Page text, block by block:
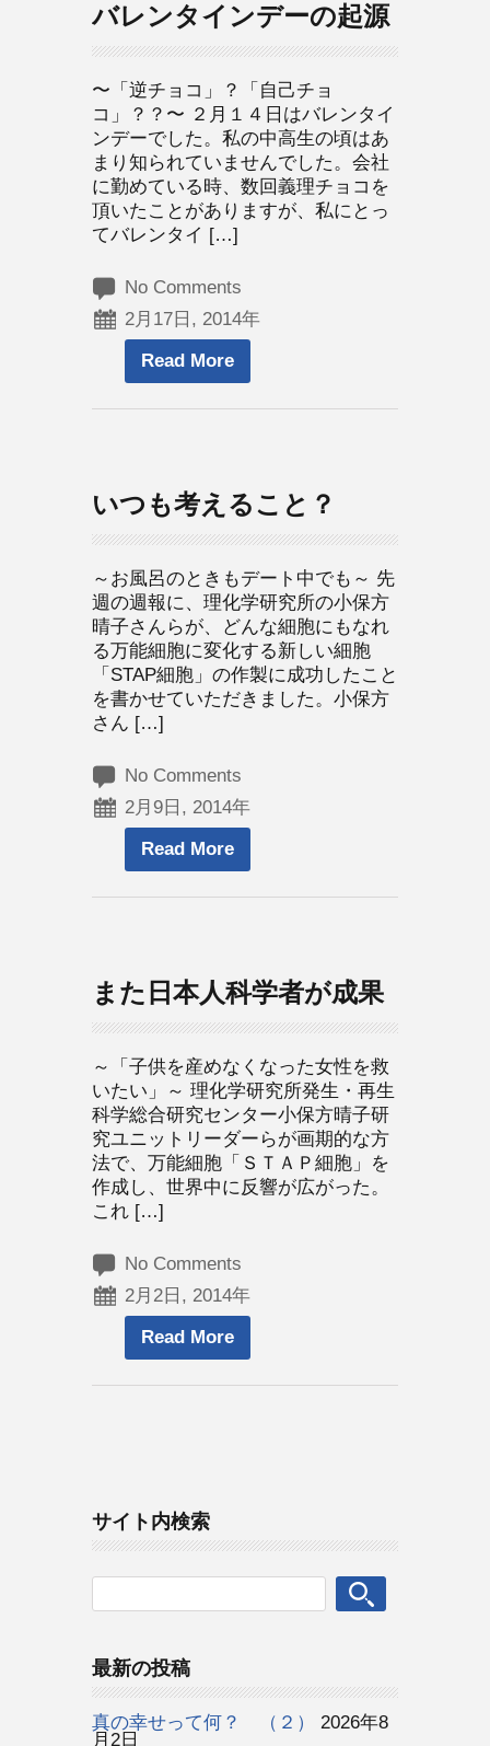
バレンタインデーの起源
〜「逆チョコ」？「自己チョ
コ」？？〜 ２月１４日はバレンタイ
ンデーでした。私の中高生の頃はあ
まり知られていませんでした。会社
に勤めている時、数回義理チョコを
頂いたことがありますが、私にとっ
てバレンタイ […]
No Comments
2月17日, 2014年
Read More
いつも考えること？
～お風呂のときもデート中でも～ 先
週の週報に、理化学研究所の小保方
晴子さんらが、どんな細胞にもなれ
る万能細胞に変化する新しい細胞
「STAP細胞」の作製に成功したこと
を書かせていただきました。小保方
さん […]
No Comments
2月9日, 2014年
Read More
また日本人科学者が成果
～「子供を産めなくなった女性を救
いたい」～ 理化学研究所発生・再生
科学総合研究センター小保方晴子研
究ユニットリーダーらが画期的な方
法で、万能細胞「ＳＴＡＰ細胞」を
作成し、世界中に反響が広がった。
これ […]
No Comments
2月2日, 2014年
Read More
サイト内検索
最新の投稿
真の幸せって何？ （２）
2026年8
月2日